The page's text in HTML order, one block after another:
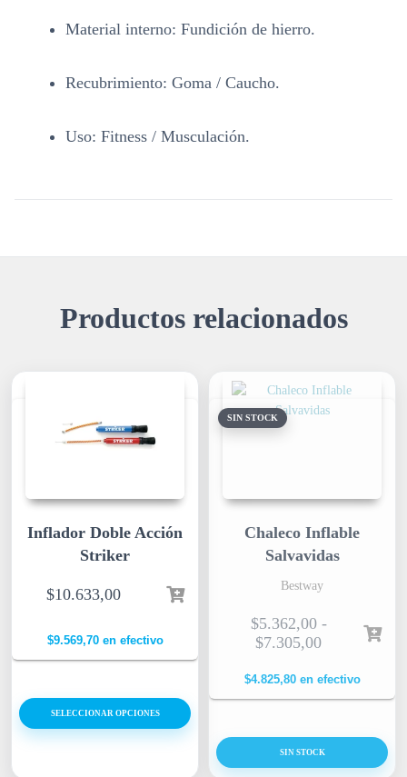
Material interno: Fundición de hierro.
Recubrimiento: Goma / Caucho.
Uso: Fitness / Musculación.
Productos relacionados
SIN STOCK
Chaleco Inflable
Salvavidas
Bestway
$5.362,00 -
$7.305,00
$4.825,80en efectivo
SIN STOCK
Inflador Doble Acción
Striker
$10.633,00
$9.569,70en efectivo
SELECCIONAR OPCIONES